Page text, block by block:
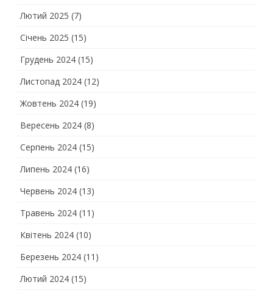
Лютий 2025 (7)
Січень 2025 (15)
Грудень 2024 (15)
Листопад 2024 (12)
Жовтень 2024 (19)
Вересень 2024 (8)
Серпень 2024 (15)
Липень 2024 (16)
Червень 2024 (13)
Травень 2024 (11)
Квітень 2024 (10)
Березень 2024 (11)
Лютий 2024 (15)